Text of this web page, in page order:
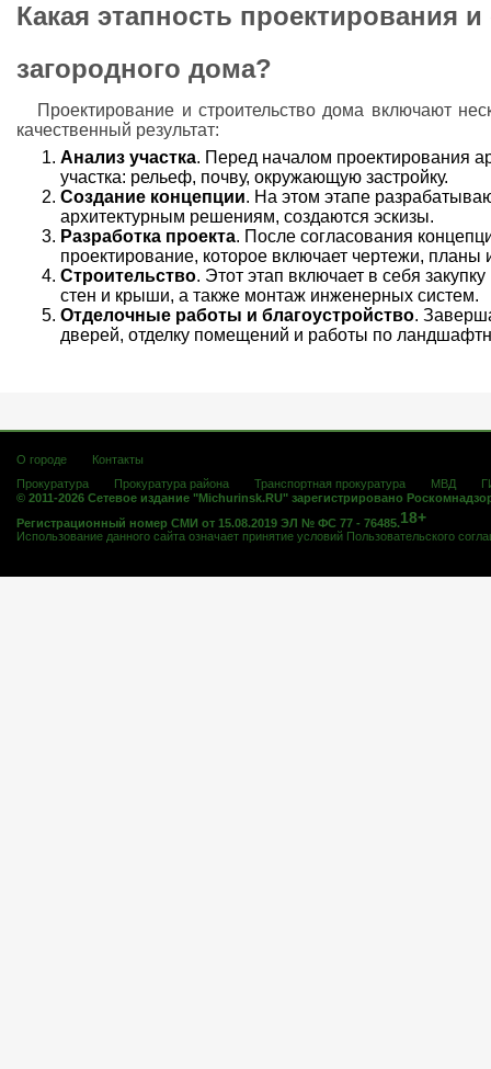
Какая этапность проектирования и
загородного дома?
Проектирование и строительство дома включают
качественный результат:
Анализ участка. Перед началом проектирования
участка: рельеф, почву, окружающую застройку.
Создание концепции. На этом этапе
архитектурным решениям, создаются эскизы.
Разработка проекта. После согласования
проектирование, которое включает чертежи, планы
Строительство. Этот этап включает в себя
стен и крыши, а также монтаж инженерных систем.
Отделочные работы и благоустройство.
дверей, отделку помещений и работы по
О городе
Контакты
Прокуратура
Прокуратура района Транспортная прокуратура МВД
© 2011-2026 Сетевое издание "Michurinsk.RU" зарегистрировано
Регистрационный номер СМИ от 15.08.2019 ЭЛ № ФС 77 - 76485.18+
Использование данного сайта означает принятие условий Пользовательского